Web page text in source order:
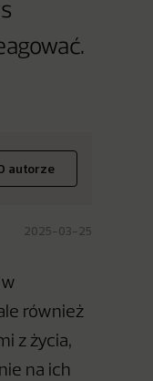
autorze
2025-03-25
również
z życia,
na ich